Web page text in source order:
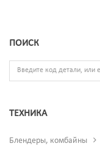
ПОИСК
ТЕХНИКА
Блендеры, комбайны